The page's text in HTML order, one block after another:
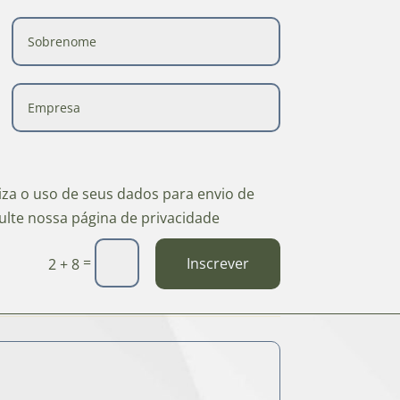
o uso de seus dados para envio de
nossa página de privacidade
2 + 8= Inscrever